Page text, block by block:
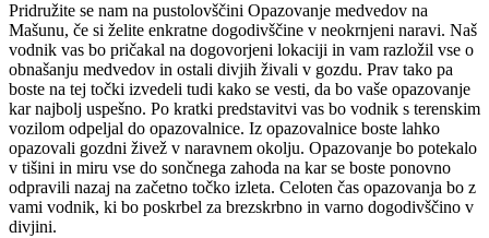
Pridružite se nam na pustolovščini Opazovanje medvedov na
Mašunu, če si želite enkratne dogodivščine v neokrnjeni naravi. Naš
vodnik vas bo pričakal na dogovorjeni lokaciji in vam razložil vse o
obnašanju medvedov in ostali divjih živali v gozdu. Prav tako pa
boste na tej točki izvedeli tudi kako se vesti, da bo vaše opazovanje
kar najbolj uspešno. Po kratki predstavitvi vas bo vodnik s terenskim
vozilom odpeljal do opazovalnice. Iz opazovalnice boste lahko
opazovali gozdni živež v naravnem okolju. Opazovanje bo potekalo
v tišini in miru vse do sončnega zahoda na kar se boste ponovno
odpravili nazaj na začetno točko izleta. Celoten čas opazovanja bo z
vami vodnik, ki bo poskrbel za brezskrbno in varno dogodivščino v
divjini.